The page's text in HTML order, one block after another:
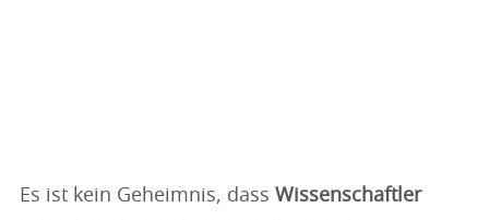
Es ist kein Geheimnis, dass Wissenschaftler